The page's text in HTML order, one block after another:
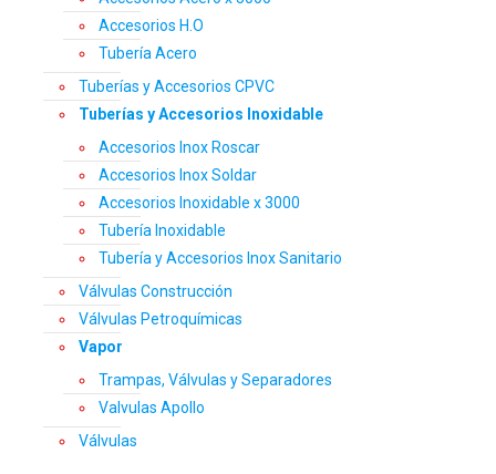
Accesorios H.O
Tubería Acero
Tuberías y Accesorios CPVC
Tuberías y Accesorios Inoxidable
Accesorios Inox Roscar
Accesorios Inox Soldar
Accesorios Inoxidable x 3000
Tubería Inoxidable
Tubería y Accesorios Inox Sanitario
Válvulas Construcción
Válvulas Petroquímicas
Vapor
Trampas, Válvulas y Separadores
Valvulas Apollo
Válvulas